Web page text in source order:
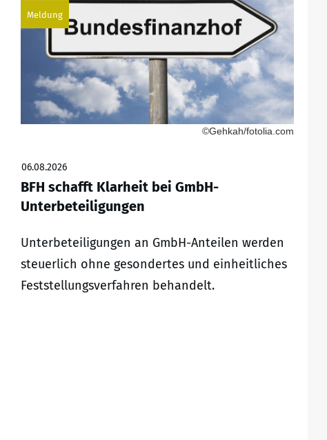
Meldung
©Gehkah/fotolia.com
06.08.2026
BFH schafft Klarheit bei GmbH-
Unterbeteiligungen
Unterbeteiligungen an GmbH-Anteilen werden
steuerlich ohne gesondertes und einheitliches
Feststellungsverfahren behandelt.